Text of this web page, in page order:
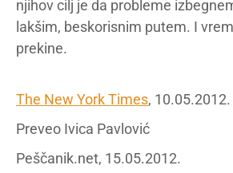
njihov cilj je da probleme
lakšim, beskorisnim putem. I
prekine.
The New York Times, 10.05.2012.
Preveo Ivica Pavlović
Peščanik.net, 15.05.2012.